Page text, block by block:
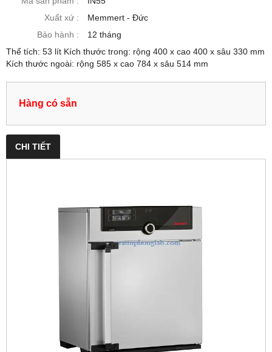
Xuất xứ :
Memmert - Đức
Bảo hành :
12 tháng
Thể tích: 53 lít Kích thước trong: rộng 400 x cao 400 x sâu 330 mm
Kích thước ngoài: rộng 585 x cao 784 x sâu 514 mm
Hàng có sẵn
CHI TIẾT